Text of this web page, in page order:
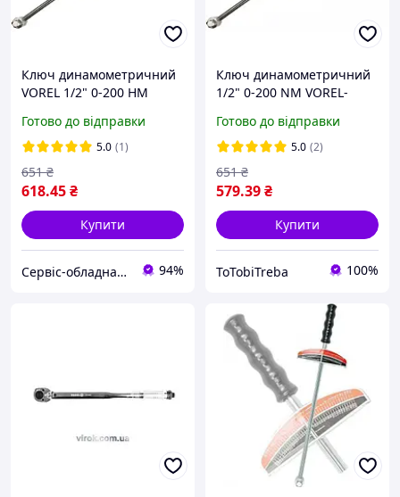
Ключ динамометричний
VOREL 1/2" 0-200 НМ
Готово до відправки
5.0 (1)
618.45₴
651 ₴
Купити
Сервіс-обладнання 94%
Ключ динамометричний
1/2" 0-200 NM VOREL-
Готово до відправки
5.0 (2)
579.39₴
651 ₴
Купити
ToTobiTreba 100%